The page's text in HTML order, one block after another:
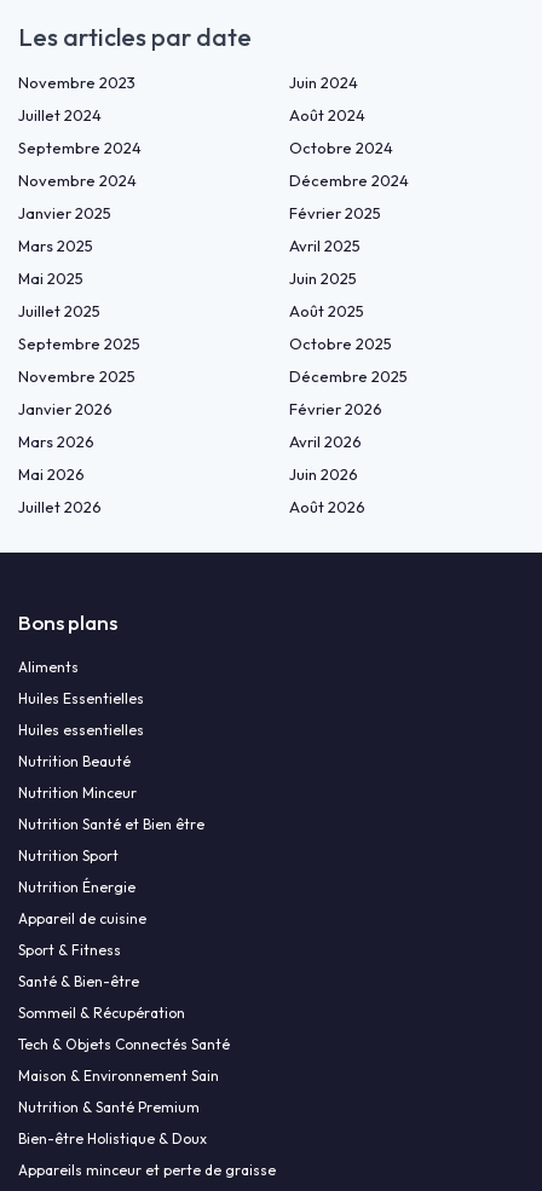
Les articles par date
Novembre 2023
Juin 2024
Juillet 2024
Août 2024
Septembre 2024
Octobre 2024
Novembre 2024
Décembre 2024
Janvier 2025
Février 2025
Mars 2025
Avril 2025
Mai 2025
Juin 2025
Juillet 2025
Août 2025
Septembre 2025
Octobre 2025
Novembre 2025
Décembre 2025
Janvier 2026
Février 2026
Mars 2026
Avril 2026
Mai 2026
Juin 2026
Juillet 2026
Août 2026
Bons plans
Aliments
Huiles Essentielles
Huiles essentielles
Nutrition Beauté
Nutrition Minceur
Nutrition Santé et Bien être
Nutrition Sport
Nutrition Énergie
Appareil de cuisine
Sport & Fitness
Santé & Bien-être
Sommeil & Récupération
Tech & Objets Connectés Santé
Maison & Environnement Sain
Nutrition & Santé Premium
Bien-être Holistique & Doux
Appareils minceur et perte de graisse